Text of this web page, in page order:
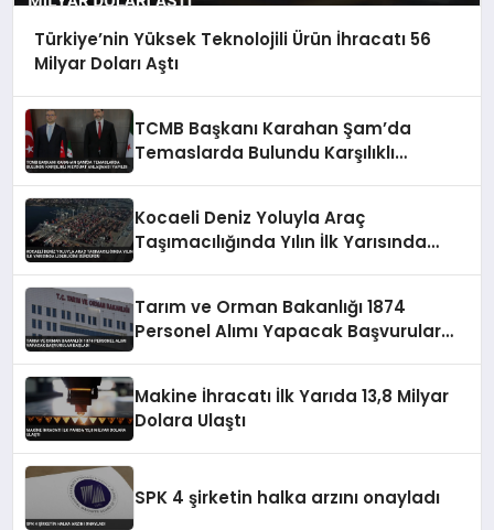
Türkiye’nin Yüksek Teknolojili Ürün İhracatı 56
Milyar Doları Aştı
TCMB Başkanı Karahan Şam’da
Temaslarda Bulundu Karşılıklı
Kocaeli Deniz Yoluyla Araç
Taşımacılığında Yılın İlk Yarısında
Tarım ve Orman Bakanlığı 1874
Personel Alımı Yapacak Başvurular
Makine İhracatı İlk Yarıda 13,8 Milyar
Dolara Ulaştı
SPK 4 şirketin halka arzını onayladı